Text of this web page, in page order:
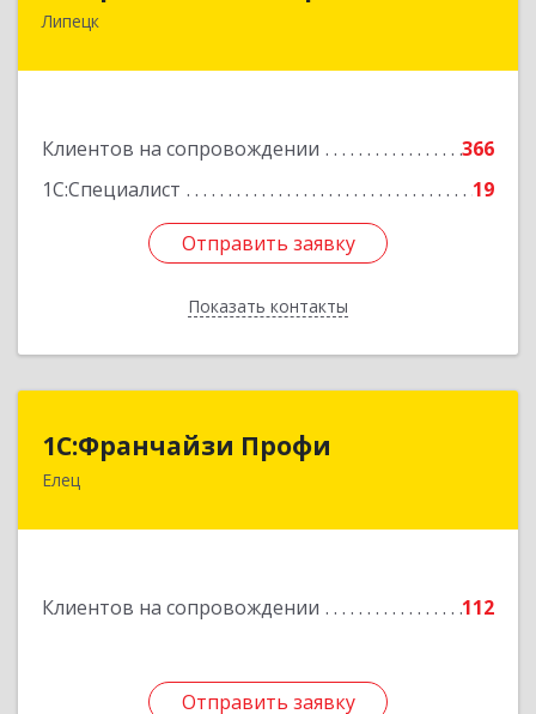
Липецк
Клиентов на сопровождении
366
1С:Специалист
19
Отправить заявку
Показать контакты
398059, Липецкая обл, Липецк г, Фрунзе ул,
Отправить заявку
Назад
1С:Франчайзи Профи
Елец
Клиентов на сопровождении 112
Отправить заявку
1С:Франчайзи Профи
Отправить заявку